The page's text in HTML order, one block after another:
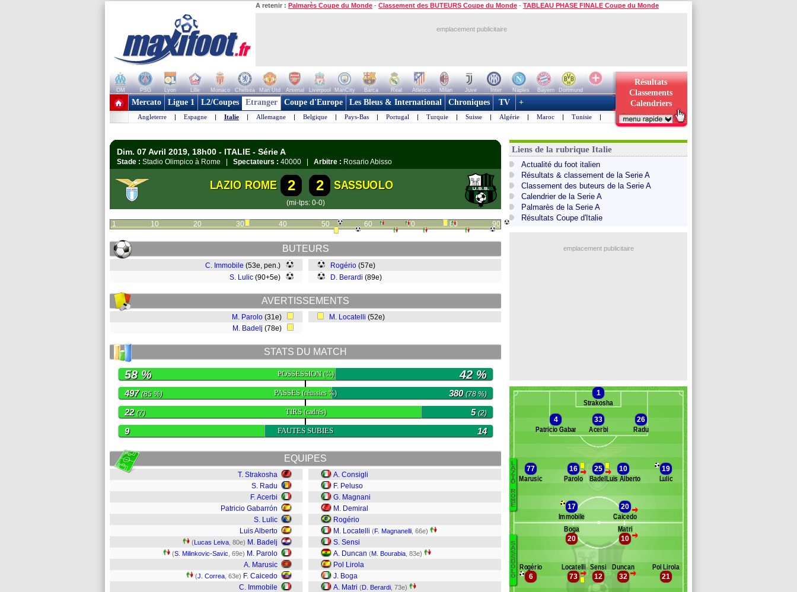
A retenir : Palmarès Coupe du Monde - Classement des BUTEURS Coupe du Monde - TABLEAU PHASE FINALE Coupe du Monde
emplacement publicitaire
OM PSG Lyon Lille Monaco Chelsea Man Utd Arsenal Liverpool ManCity Barca Real Atletico Milan Juve Inter Naples Bayern
Dortmund
+ de clubs
Résultats
Classements
Calendriers
Mercato Ligue 1 L2/Coupes Etranger Coupe d'Europe Les Bleus & International Chroniques TV +
Angleterre | Espagne | Italie | Allemagne | Belgique | Pays-Bas | Portugal | Turquie | Suisse | Algérie | Maroc | Tunisie |
Dim. 07 Avril 2019, 18h00 - ITALIE - Série A
Stade : Stadio Olimpico à Rome | Spectateurs : 40000 | Arbitre : Rosario Abisso
LAZIO ROME 2 2 SASSUOLO
(mi-tps: 0-0)
1 10 20 30 40 50 60 70 80 90
BUTEURS
C. Immobile (53e, pen.)
S. Lulic (90+5e)
Rogério (57e)
D. Berardi (89e)
AVERTISSEMENTS
M. Parolo (31e)
M. Badelj (78e)
M. Locatelli (52e)
STATS DU MATCH
POSSESSION(%)
58 % 42 %
PASSES(réussies %)
497(85 %) 380(78 %)
TIRS(cadrés)
22(7) 5(2)
FAUTES SUBIES
9 14
EQUIPES
T. Strakosha
S. Radu
F. Acerbi
Patricio Gabarrón
S. Lulic
Luis Alberto
(Lucas Leiva , 80e) M. Badelj
(S. Milinkovic-Savic , 69e) M. Parolo
A. Marusic
(J. Correa , 63e) F. Caicedo
C. Immobile
A. Consigli
F. Peluso
G. Magnani
M. Demiral
Rogério
M. Locatelli (F. Magnanelli , 66e)
S. Sensi
A. Duncan (M. Bourabia , 83e)
Pol Lirola
J. Boga
A. Matri (D. Berardi , 73e)
Liens de la rubrique Italie
Actualité du foot italien
Résultats & classement de la Serie A
Classement des buteurs de la Serie A
Calendrier de la Serie A
Palmarès de la Serie A
Résultats Coupe d'Italie
emplacement publicitaire
Banc des remplaçants Lazio Rome
Cataldi
Correa
Guerrieri
Pedro Neto
Milinkovic-Savic
Proto
Bastos
L
A
Z
I
O
R
O
M
E
Banc des remplaçantsSassuolo
Bourabia
Brignola
S
A
S
S
U
O
L
O
1
Strakosha
4
Patricio Gabarrón
33
Acerbi
26
Radu
77
Marusic
>
16
Parolo
>
25
Badelj
10
Luis Alberto
19
Lulic
17
Immobile
>
20
Caicedo
21
Pol Lirola
>
32
Duncan
12
Sensi
>
73
Locatelli
6
Rogério
>
10
Matri
20
Boga